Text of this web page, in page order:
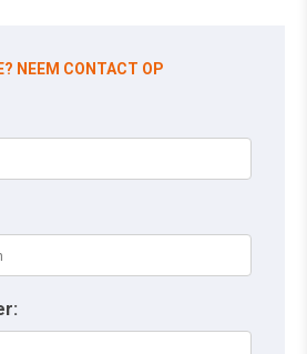
NEEM CONTACT OP